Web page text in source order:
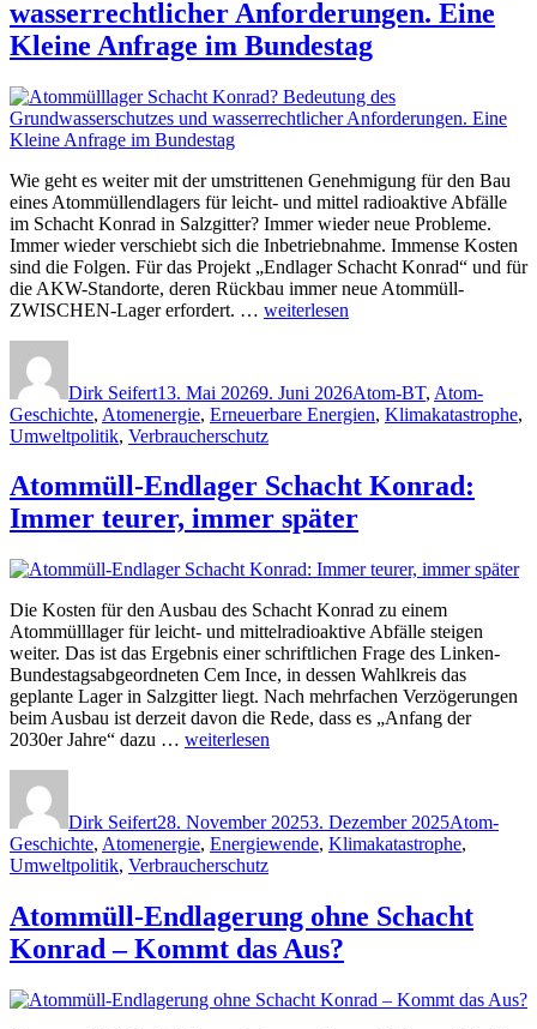
wasserrechtlicher Anforderungen. Eine
Kleine Anfrage im Bundestag
Wie geht es weiter mit der umstrittenen Genehmigung für den Bau
eines Atommüllendlagers für leicht- und mittel radioaktive Abfälle
im Schacht Konrad in Salzgitter? Immer wieder neue Probleme.
Immer wieder verschiebt sich die Inbetriebnahme. Immense Kosten
sind die Folgen. Für das Projekt „Endlager Schacht Konrad“ und für
die AKW-Standorte, deren Rückbau immer neue Atommüll-
ZWISCHEN-Lager erfordert. … „Atommülllager
des
Grundwasserschutzes
und
Anforderungen.
Eine
Kleine
im
weiterlesen
Dirk Seifert13. Mai 20269. Juni 2026Atom-BT, Atom-
Geschichte, Atomenergie, Erneuerbare Energien, Klimakatastrophe,
Umweltpolitik, Verbraucherschutz
Atommüll-Endlager Schacht Konrad:
Immer teurer, immer später
Die Kosten für den Ausbau des Schacht Konrad zu einem
Atommülllager für leicht- und mittelradioaktive Abfälle steigen
weiter. Das ist das Ergebnis einer schriftlichen Frage des Linken-
Bundestagsabgeordneten Cem Ince, in dessen Wahlkreis das
geplante Lager in Salzgitter liegt. Nach mehrfachen Verzögerungen
beim Ausbau ist derzeit davon die Rede, dass es „Anfang der
2030er Jahre“ dazu … „Atommüll-
Immer
teurer,
immer
weiterlesen
Dirk Seifert28. November 20253. Dezember 2025Atom-
Geschichte, Atomenergie, Energiewende, Klimakatastrophe,
Umweltpolitik, Verbraucherschutz
Atommüll-Endlagerung ohne Schacht
Konrad – Kommt das Aus?